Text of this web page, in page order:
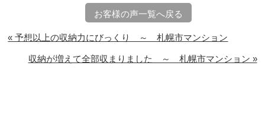
お客様の声一覧へ戻る
« 予想以上の収納力にびっくり ～ 札幌市マンション
収納が増えて全部収まりました ～ 札幌市マンション »